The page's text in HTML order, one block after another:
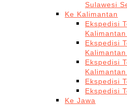
Sulawesi
Ke Kalimantan
Ekspedisi
Ekspedisi
Ekspedisi
Ekspedisi
Ekspedisi
Ke Jawa